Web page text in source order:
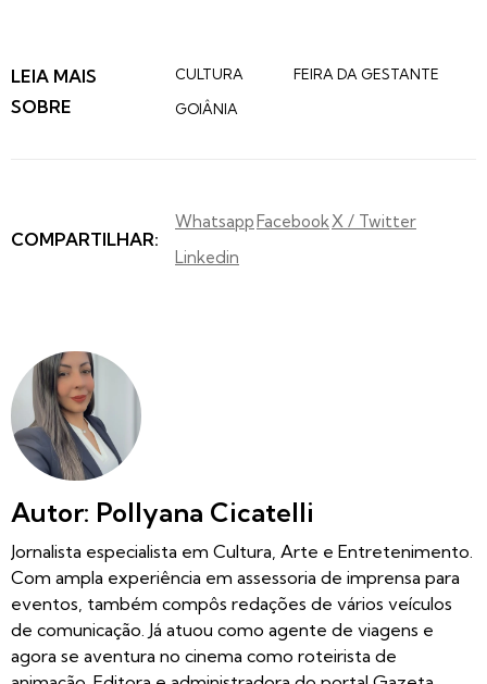
LEIA MAIS
SOBRE
CULTURA
FEIRA DA GESTANTE
GOIÂNIA
COMPARTILHAR:
Whatsapp FacebookX / Twitter
Linkedin
Autor: Pollyana Cicatelli
Jornalista especialista em Cultura, Arte e Entretenimento.
Com ampla experiência em assessoria de imprensa para
eventos, também compôs redações de vários veículos
de comunicação. Já atuou como agente de viagens e
agora se aventura no cinema como roteirista de